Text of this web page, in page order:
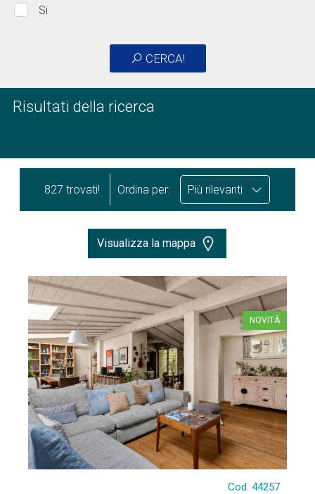
Si
CERCA!
Risultati della ricerca
827 trovati! Ordina per: Più rilevanti
Visualizza la mappa
NOVITÀ
Cod. 44257